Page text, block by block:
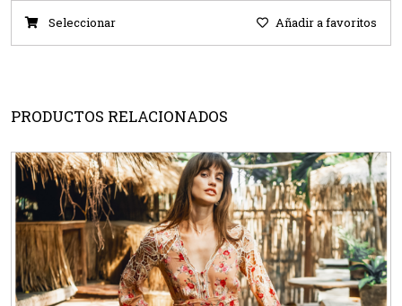
Seleccionar Añadir a favoritos
PRODUCTOS RELACIONADOS